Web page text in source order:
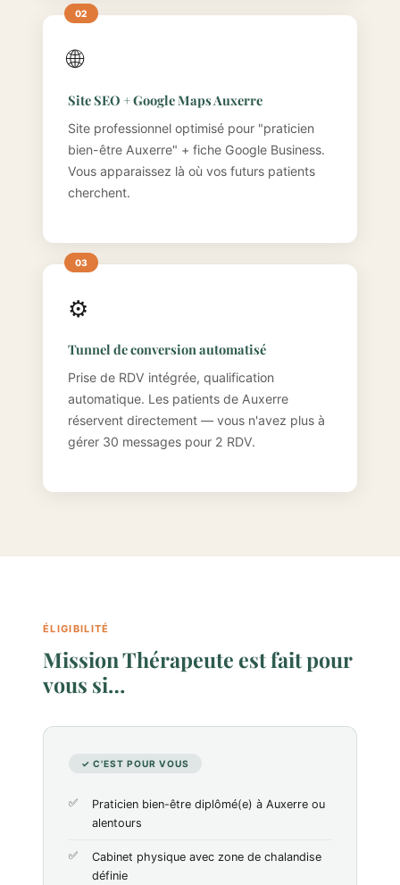
🌐
Site SEO + Google Maps Auxerre
Site professionnel optimisé pour "praticien
bien-être Auxerre" + fiche Google Business.
Vous apparaissez là où vos futurs patients
cherchent.
⚙️
Tunnel de conversion automatisé
Prise de RDV intégrée, qualification
automatique. Les patients de Auxerre
réservent directement — vous n'avez plus à
gérer 30 messages pour 2 RDV.
ÉLIGIBILITÉ
Mission Thérapeute est fait pour
vous si…
✓ C'EST POUR VOUS
Praticien bien-être diplômé(e) à Auxerre ou
alentours
Cabinet physique avec zone de chalandise
définie